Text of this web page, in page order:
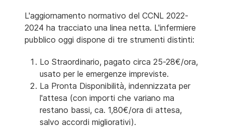
L'aggiornamento normativo del CCNL 2022-
2024 ha tracciato una linea netta. L'infermiere
pubblico oggi dispone di tre strumenti distinti:
Lo Straordinario, pagato circa 25-28€/ora,
usato per le emergenze impreviste.
La Pronta Disponibilità, indennizzata per
l'attesa (con importi che variano ma
restano bassi, ca. 1,80€/ora di attesa,
salvo accordi migliorativi).